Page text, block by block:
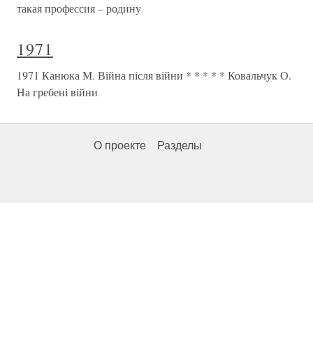
такая профессия – родину
1971
1971 Канюка М. Війна після війни * * * * * Ковальчук О.
На гребені війни
О проекте Разделы